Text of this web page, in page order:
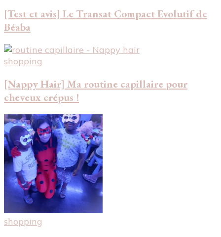
[Test et avis] Le Transat Compact Evolutif de
Béaba
shopping
[Nappy Hair] Ma routine capillaire pour
cheveux crépus !
shopping